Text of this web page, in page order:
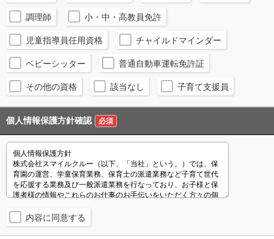
調理師 小・中・高教員免許
児童指導員任用資格 チャイルドマインダー
ベビーシッター 普通自動車運転免許証
その他の資格 該当なし 子育て支援員
個人情報保護方針確認 必須
内容に同意する